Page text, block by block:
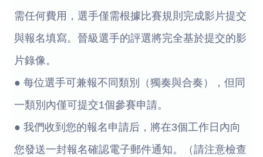
需任何費用，選手僅需根據比賽規則完成影片提交
與報名填寫。晉級選手的評選將完全基於提交的影
片錄像。
● 每位選手可兼報不同類別（獨奏與合奏），但同
一類別內僅可提交1個參賽申請。
● 我們收到您的報名申請后，將在3個工作日內向
您發送一封報名確認電子郵件通知。（請注意檢查